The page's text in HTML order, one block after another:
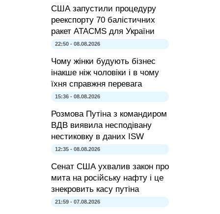
США запустили процедуру
реекспорту 70 балістичних
ракет ATACMS для України
22:50 - 08.08.2026
Чому жінки будують бізнес
інакше ніж чоловіки і в чому
їхня справжня перевага
15:36 - 08.08.2026
Розмова Путіна з командиром
ВДВ виявила несподівану
нестиковку в даних ISW
12:35 - 08.08.2026
Сенат США ухвалив закон про
мита на російську нафту і це
знекровить касу путіна
21:59 - 07.08.2026